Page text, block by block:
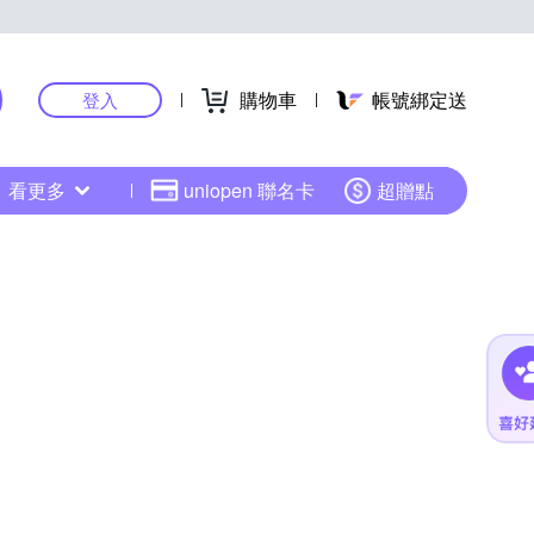
登入 購物車 帳號綁定送
看更多 uniopen 聯名卡 超贈點